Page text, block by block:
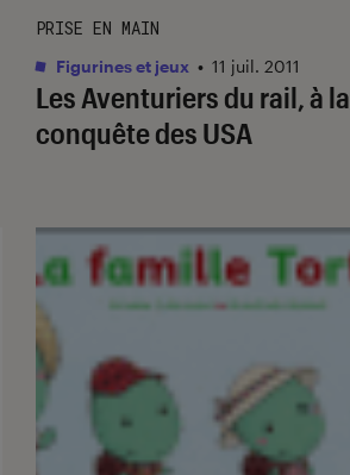
Les Aventuriers du rail, à la
conquête des USA
PRISE EN MAIN
Figurines et jeux • 11 juil. 2011